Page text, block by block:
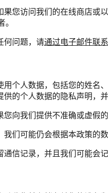
您访问我们的在线商店
何问题，请通过电子邮件联
个人数据，包括您的姓
的个人数据的隐私声明，
向我们提供不准确或虚假
们可能仍会根据本政策的
信记录，并且我们可能会